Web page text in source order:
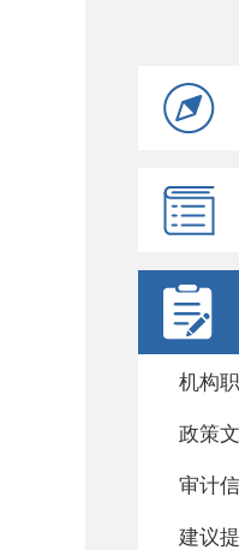
机构
政策
审计
建议